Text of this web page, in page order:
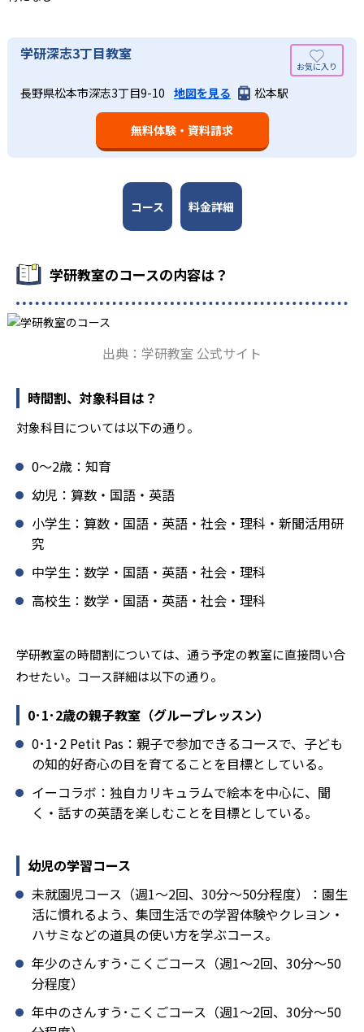
している。
03
週2回の教室学習と毎日の家庭学習
学研教室では、週2回の教室学習と毎日の家庭学習（宿題学
習）の相乗効果を活かす形で生徒の学力向上を進める。週2
回の教室学習において指導者は、生徒の様子を観察しなが
ら学習指導と学習管理を実施。教室学習日以外の日のため
に自宅学習用の教材も提供し、学習の習慣化と学力の定着
を図っている。進度が早い子供は先取り学習も可能だ。
語の基礎力を上げたい人に向いている。
長時間の勉強が苦手な人向け
学研教室では、小学生については、1回の学習時間を30～
50分程度と設定している。この時間設定は、子どもが集中
して学習できる時間が通常「学年×10分±10分」と考えら
れていることに由来するものだ。この限界を超えて勉強し
ても学習の効果は上がらないと学研教室は考え、単なる長
時間学習よりくり返し学習の効果を重視している。そのた
出典：学研教室 公式サイト
学研教室が持つ最大のメリットは、学研の教材開発ノウハ
ウを結集して制作した学習教材を使用している点だ。この
教材は、学習指導要領の内容を全てカバーしており、学校
の勉強がよくわかるというもの。基礎から応用まで、少し
固めから先取り学習まで対応している。算数と国語を重視
すると共に、幼児・小学校低学年から外国語活動の学習に
も対応。中学校英語の準備や高校入試向けの英語力育成に
学研教室の先生は、研修会や勉強会で日々指導スキルを研
鑽している。「子どもたちに学ぶ喜びを」「自信を」「生
きる力を」という理念のもとで生徒一人ひとりに向き合っ
ており、生徒それぞれの「できるところ」「良いところ」
導により生徒の「やる気」を引き出し、無理のない学習と
報にも精通しており、学習相談や教育相談、保護者とのコ
ミュニケーションにも対応している。
学研教室では、楽しく生き生きと学ぶことも重視してい
知・情・意のバランスのとれた生徒の育成を推進。「教室
でのあいさつ」「くつ・かばんの整とん」といったしつけ
面の指導も実施し、全人的な教育に取り組んでいる点も、
メリットと言えるだろう。
学研教室のデメリットとしては、基礎をより重視している
分、生徒によっては物足りなく感じる可能性がある点だろ
学研深志3丁目教室
長野県松本市深志3丁目9-10 地図を見る 松本駅
無料体験・資料請求
コース 料金詳細
学研教室のコースの内容は？
出典：学研教室 公式サイト
時間割、対象科目は？
対象科目については以下の通り。
0〜2歳：知育
幼児：算数・国語・英語
小学生：算数・国語・英語・社会・理科・新聞活用研
究
中学生：数学・国語・英語・社会・理科
高校生：数学・国語・英語・社会・理科
学研教室の時間割については、通う予定の教室に直接問い合
わせたい。コース詳細は以下の通り。
0･1･2歳の親子教室（グループレッスン）
0･1･2 Petit Pas：親子で参加できるコースで、子ども
の知的好奇心の目を育てることを目標としている。
イーコラボ：独自カリキュラムで絵本を中心に、聞
く・話すの英語を楽しむことを目標としている。
幼児の学習コース
未就園児コース（週1～2回、30分～50分程度）：園生
活に慣れるよう、集団生活での学習体験やクレヨン・
ハサミなどの道具の使い方を学ぶコース。
年少のさんすう･こくごコース（週1～2回、30分～50
分程度）
年中のさんすう･こくごコース（週1～2回、30分～50